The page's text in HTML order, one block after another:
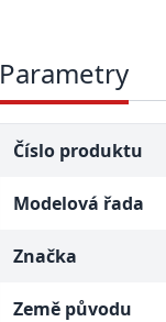
Parametry
Číslo produktu
Modelová řada
Značka
Země původu